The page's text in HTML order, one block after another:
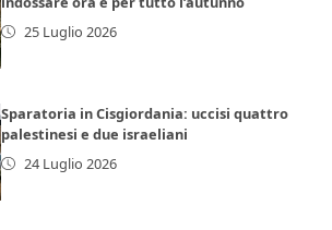
25 Luglio 2026
Sparatoria in Cisgiordania: uccisi quattro
palestinesi e due israeliani
24 Luglio 2026